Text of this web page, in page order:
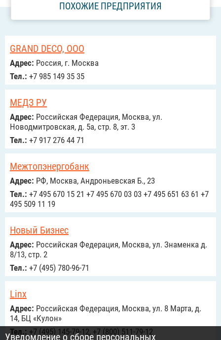
ПОХОЖИЕ ПРЕДПРИЯТИЯ
GRAND DECO, ООО
Адрес: Россия, г. Москва
Тел.: +7 985 149 35 35
МЕДЗ РУ
Адрес: Российcкая Федерация, Москва, ул.
Новодмитровская, д. 5а, стр. 8, эт. 3
Тел.: +7 917 276 44 71
Межтопэнергобанк
Адрес: РФ, Москва, Андроньевская Б., 23
Тел.: +7 495 670 15 21 +7 495 670 03 03 +7 495 651 63 61 +7
495 509 11 19
Новый Бизнес
Адрес: Российcкая Федерация, Москва, ул. Знаменка д.
8/13, стр. 2
Тел.: +7 (495) 780-96-71
Linx
Адрес: Российcкая Федерация, Москва, ул. 8 Марта, д.
14, БЦ «Кулон»
Тел.: +7 (495) 145-79-12, +7 (800) 511-79-12
Уведомление о сборе персональных